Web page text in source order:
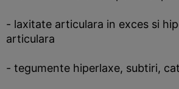
- laxitate articulara in exces si
articulara
- tegumente hiperlaxe, subtiri,